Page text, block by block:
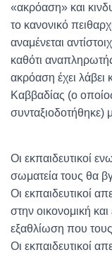
«ακρόαση» και
το κανονικό
αναμένεται
καθότι
ακρόαση έχει λάβει
Καββαδίας (ο
συνταξιοδοτήθηκε)
Οι εκπαιδευτικοί
σωματεία τους θα
Οι εκπαιδευτικοί
στην οικονομική
εξαθλίωση που
Οι εκπαιδευτικοί